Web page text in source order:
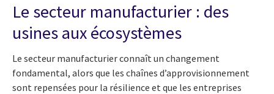
Le secteur manufacturier : des
usines aux écosystèmes
Le secteur manufacturier connaît un changement
fondamental, alors que les chaînes d’approvisionnement
sont repensées pour la résilience et que les entreprises